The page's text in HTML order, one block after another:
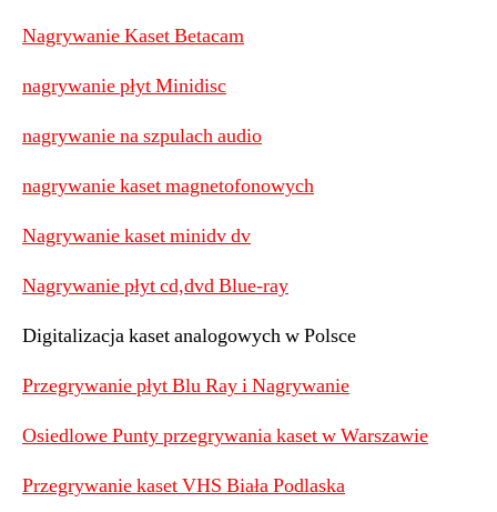
Nagrywanie Kaset Betacam
nagrywanie płyt Minidisc
nagrywanie na szpulach audio
nagrywanie kaset magnetofonowych
Nagrywanie kaset minidv dv
Nagrywanie płyt cd,dvd Blue-ray
Digitalizacja kaset analogowych w Polsce
Przegrywanie płyt Blu Ray i Nagrywanie
Osiedlowe Punty przegrywania kaset w Warszawie
Przegrywanie kaset VHS Biała Podlaska